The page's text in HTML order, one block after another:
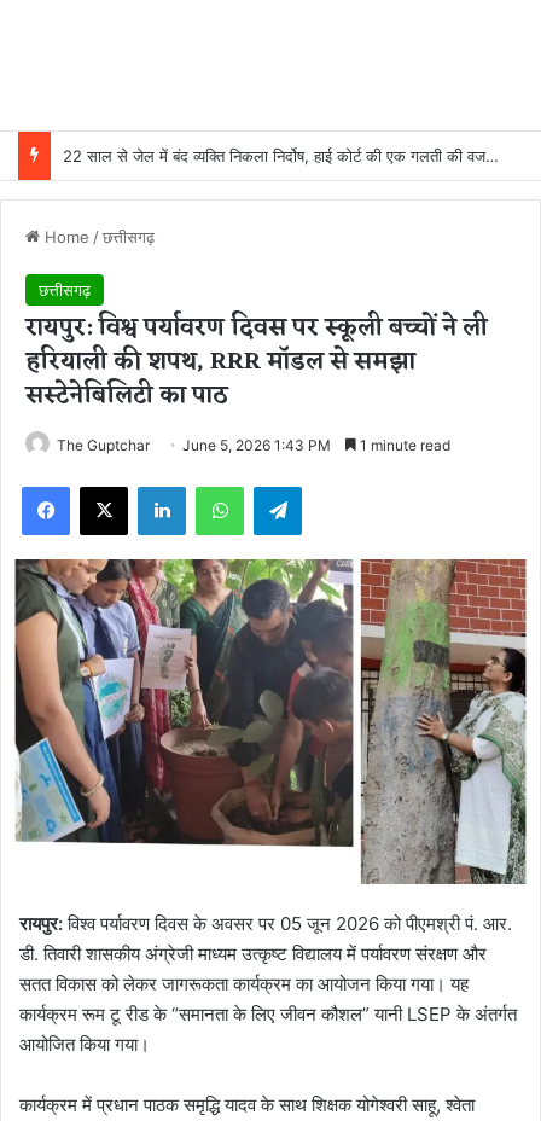
22 साल से जेल में बंद व्यक्ति निकला निर्दोष, हाई कोर्ट की एक गलती की वजह से जिंदगी हो गई बर्बाद; सुप्रीम कोर्ट ने किया बरी
Home /छत्तीसगढ़
छत्तीसगढ़
रायपुर: विश्व पर्यावरण दिवस पर स्कूली बच्चों ने ली
हरियाली की शपथ, RRR मॉडल से समझा
सस्टेनेबिलिटी का पाठ
The Guptchar June 5, 2026 1:43 PM 1 minute read
रायपुर:विश्व पर्यावरण दिवस के अवसर पर 05 जून 2026 को पीएमश्री पं. आर.
डी. तिवारी शासकीय अंग्रेजी माध्यम उत्कृष्ट विद्यालय में पर्यावरण संरक्षण और
सतत विकास को लेकर जागरूकता कार्यक्रम का आयोजन किया गया। यह
कार्यक्रम रूम टू रीड के “समानता के लिए जीवन कौशल” यानी LSEP के अंतर्गत
आयोजित किया गया।
कार्यक्रम में प्रधान पाठक समृद्धि यादव के साथ शिक्षक योगेश्वरी साहू, श्वेता